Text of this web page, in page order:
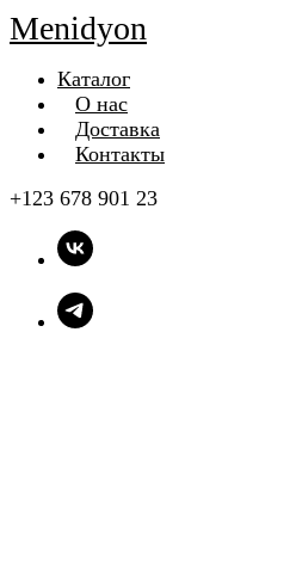
Menidyon
Каталог
О нас
Доставка
Контакты
+123 678 901 23